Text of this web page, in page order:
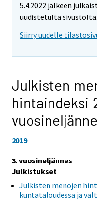
5.4.2022 jälkeen
uudistetulta sivustolta.
Siirry uudelle
Julkisten
hintaindeksi
2019
3. vuosineljännes
Julkistukset
Julkisten menojen
kuntataloudessa ja